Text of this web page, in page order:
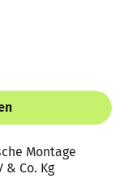
Montage
& Co. Kg